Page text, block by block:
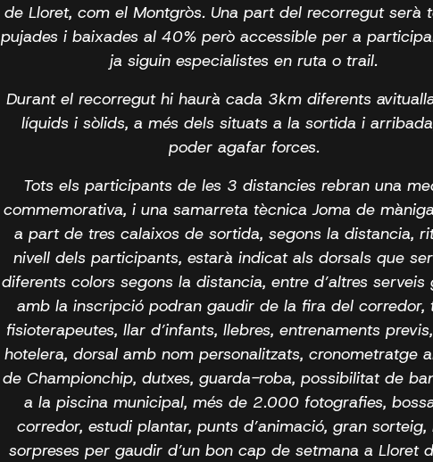
de Lloret, com el Montgròs. Una part del recorregut serà
pujades i baixades al 40% però accessible per a
ja siguin especialistes en ruta o trail.
Durant el recorregut hi haurà cada 3km diferents
líquids i sòlids, a més dels situats a la sortida i
poder agafar forces.
Tots els participants de les 3 distancies rebran una
commemorativa, i una samarreta tècnica Joma de
a part de tres calaixos de sortida, segons la distancia,
nivell dels participants, estarà indicat als dorsals que
diferents colors segons la distancia, entre d’altres serveis
amb la inscripció podran gaudir de la fira del corredor,
fisioterapeutes, llar d’infants, llebres, entrenaments
hotelera, dorsal amb nom personalitzats, cronometratge
de Championchip, dutxes, guarda-roba, possibilitat de
a la piscina municipal, més de 2.000 fotografies,
corredor, estudi plantar, punts d’animació, gran sorteig,
sorpreses per gaudir d’un bon cap de setmana a Lloret